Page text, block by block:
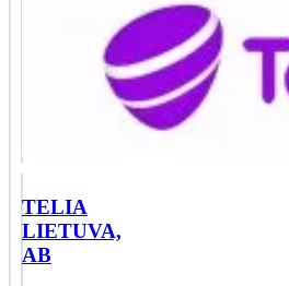
TELIA
LIETUVA,
AB